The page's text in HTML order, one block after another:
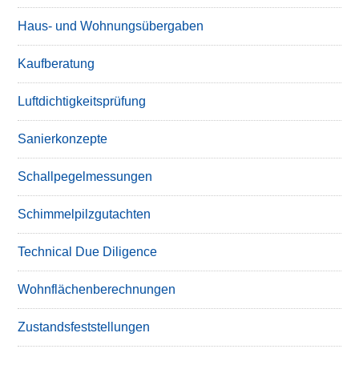
Haus- und Wohnungsübergaben
Kaufberatung
Luftdichtigkeitsprüfung
Sanierkonzepte
Schallpegelmessungen
Schimmelpilzgutachten
Technical Due Diligence
Wohnflächenberechnungen
Zustandsfeststellungen